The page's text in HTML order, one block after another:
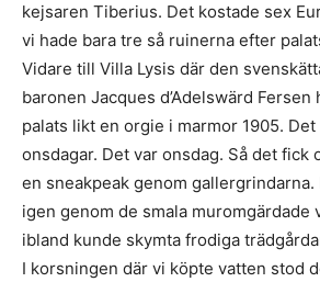
kejsaren Tiberius. Det kostade sex
vi hade bara tre så ruinerna efter
Vidare till Villa Lysis där den
baronen Jacques d’Adelswärd
palats likt en orgie i marmor 1905.
onsdagar. Det var onsdag. Så det fick
en sneakpeak genom
igen genom de smala muromgärdade
ibland kunde skymta frodiga
I korsningen där vi köpte vatten stod